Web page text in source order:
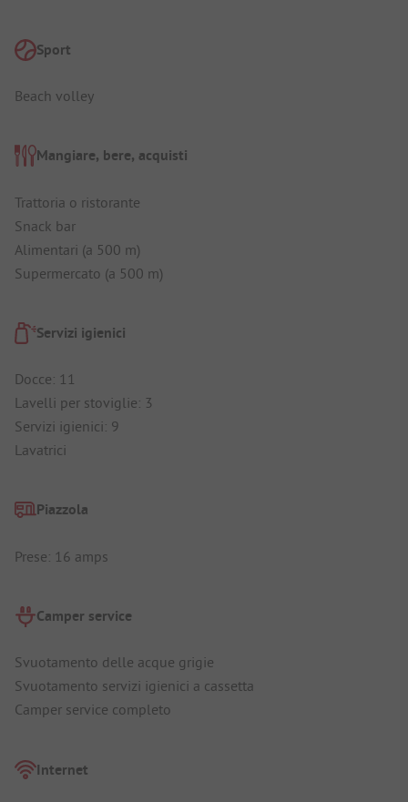
Sport
Beach volley
Mangiare, bere, acquisti
Trattoria o ristorante
Snack bar
Alimentari (a 500 m)
Supermercato (a 500 m)
Servizi igienici
Docce: 11
Lavelli per stoviglie: 3
Servizi igienici: 9
Lavatrici
Piazzola
Prese: 16 amps
Camper service
Svuotamento delle acque grigie
Svuotamento servizi igienici a cassetta
Camper service completo
Internet